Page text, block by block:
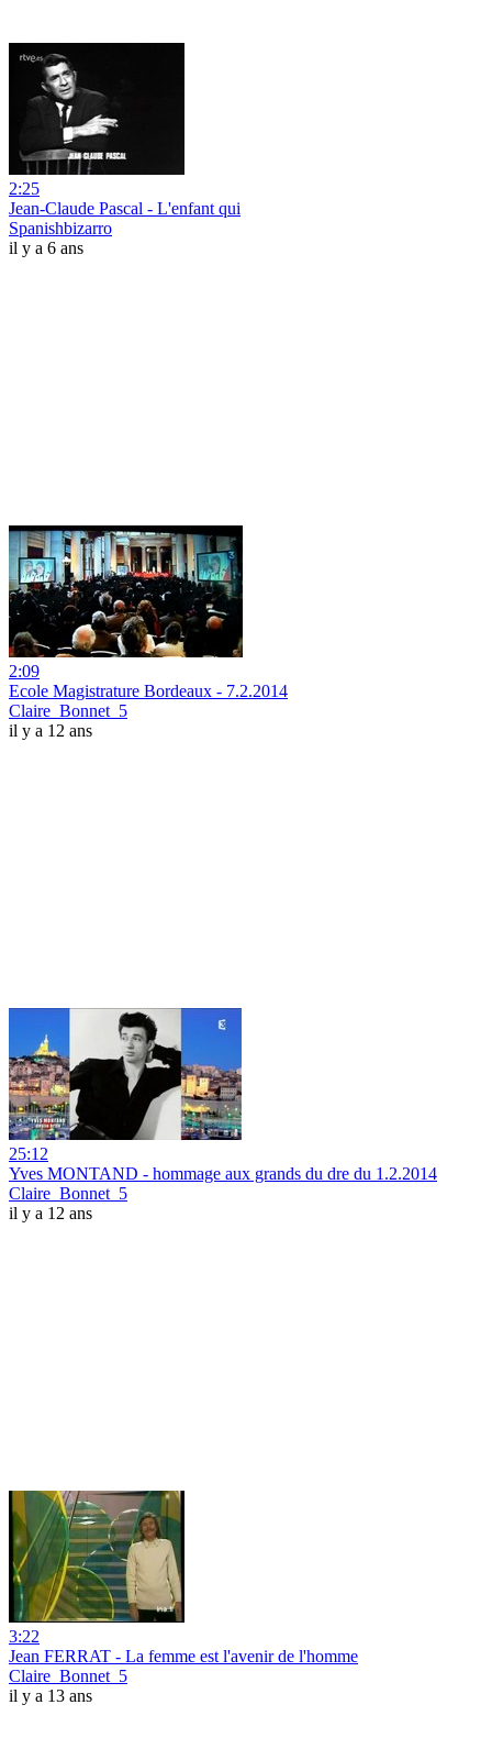
2:25
Jean-Claude Pascal - L'enfant qui
Spanishbizarro
il y a 6 ans
2:09
Ecole Magistrature Bordeaux - 7.2.2014
Claire_Bonnet_5
il y a 12 ans
25:12
Yves MONTAND - hommage aux grands du dre du 1.2.2014
Claire_Bonnet_5
il y a 12 ans
3:22
Jean FERRAT - La femme est l'avenir de l'homme
Claire_Bonnet_5
il y a 13 ans